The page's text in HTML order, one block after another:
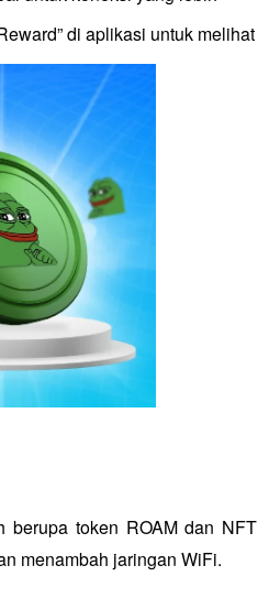
di aplikasi untuk melihat
berupa token ROAM dan NFT
menambah jaringan WiFi.